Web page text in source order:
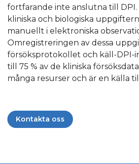
fortfarande inte anslutna till DPI.
kliniska och biologiska
manuellt i elektroniska
Omregistreringen av dessa
försöksprotokollet och käll-DPI-
till 75 % av de kliniska
många resurser och är en källa
Kontakta oss